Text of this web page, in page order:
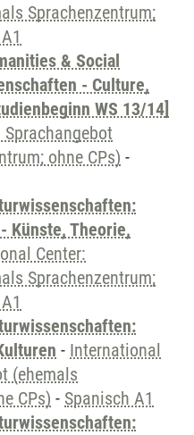
Sprachenzentrum;
& Social
- Culture,
WS 13/14]
ohne CPs) -
Künste, Theorie,
Center:
Sprachenzentrum;
- International
(ehemals
CPs) - Spanisch A1